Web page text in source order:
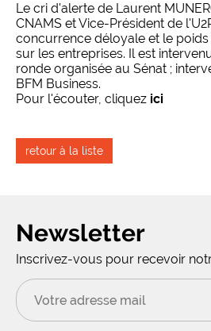
Le cri d'alerte de Laurent
CNAMS et Vice-Président de
concurrence déloyale et le
sur les entreprises. Il est
ronde organisée au Sénat ;
BFM Business.
Pour l'écouter, cliquez ici
retour à la liste
Newsletter
Inscrivez-vous pour recevoir